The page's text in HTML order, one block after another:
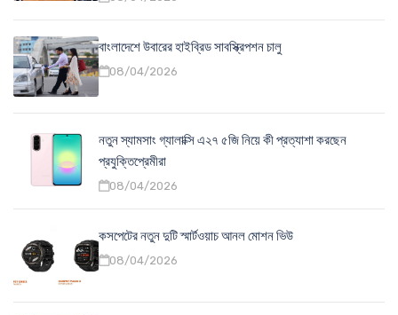
বাংলাদেশে উবারের হাইব্রিড সাবস্ক্রিপশন চালু
08/04/2026
নতুন স্যামসাং গ্যালাক্সি এ২৭ ৫জি নিয়ে কী প্রত্যাশা করছেন
প্রযুক্তিপ্রেমীরা
08/04/2026
কসপেটের নতুন দুটি স্মার্টওয়াচ আনল মোশন ভিউ
08/04/2026